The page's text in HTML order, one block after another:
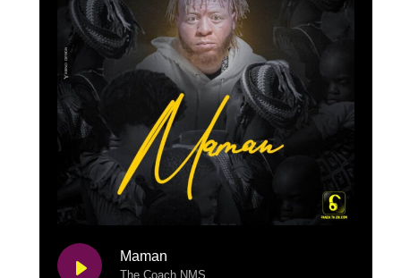
Maman
The Coach NMS